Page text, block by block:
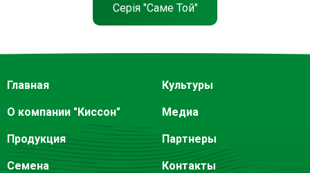
Серія "Саме Той"
Главная
О компании "Киссон"
Продукция
Семена
Культуры
Медиа
Партнеры
Контакты